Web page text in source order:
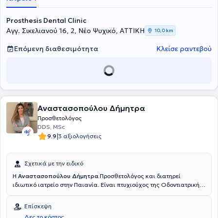
Καποδιστριακού Πανεπιστημίου Αθηνών. Οι ψηφιακές
οδοντιατρικές υπηρεσίες και η εξατομικευμένη προσέγγιση του
θεραπευόμενου, θα εξασφαλίσουν την ανώδυνη και στοχευμένη
αντιμετώπιση κάθε περιστατικού. Το επιθυμητό αποτέλεσμα θα
Prosthesis Dental Clinic
Αγγ. Σικελιανού 16, 2, Νέο Ψυχικό, ΑΤΤΙΚΗ
10,0 km
Επόμενη διαθεσιμότητα Κλείσε ραντεβού
Αναστασοπούλου Δήμητρα
Προσθετολόγος
DDS, MSc
9.9|3 αξιολογήσεις
Σχετικά με την ειδικό
Η Αναστασοπούλου Δήμητρα Προσθετολόγος και διατηρεί
ιδιωτικό ιατρείο στην Παιανία. Είναι πτυχιούχος της Οδοντιατρικής
και κατέχει μεταπτυχιακό δίπλωμα στην Ακίνητη και Κινητή
Προσθετική Οδοντιατρική από το Πανεπιστημιακό Νοσοκομείο του
Επίσκεψη